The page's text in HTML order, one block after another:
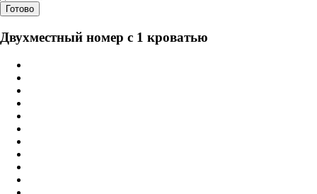
Готово
Двухместный номер с 1 кроватью